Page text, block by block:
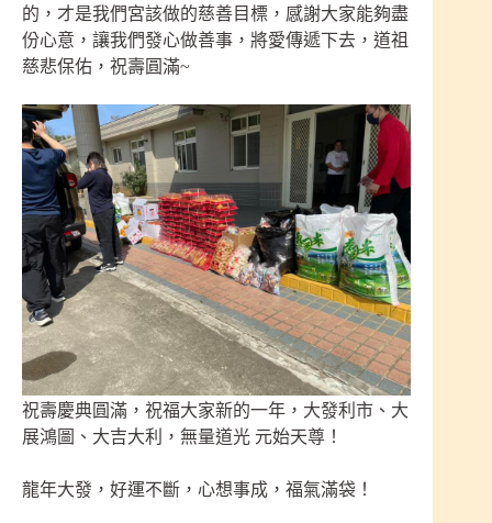
的，才是我們宮該做的慈善目標，感謝大家能夠盡
份心意，讓我們發心做善事，將愛傳遞下去，道祖
慈悲保佑，祝壽圓滿~
祝壽慶典圓滿，祝福大家新的一年，大發利市、大
展鴻圖、大吉大利，無量道光 元始天尊！
龍年大發，好運不斷，心想事成，福氣滿袋！